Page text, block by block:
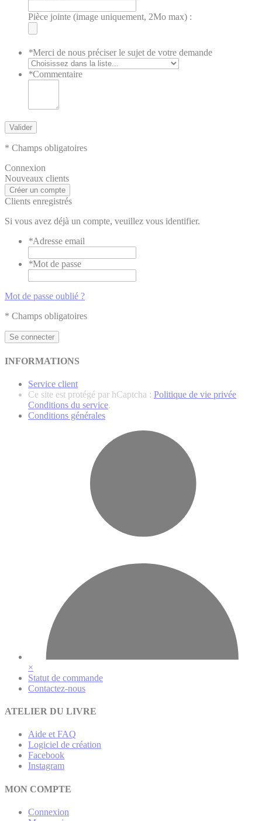
Pièce jointe (image uniquement, 2Mo max) :
*Merci de nous préciser le sujet de votre demande
*Commentaire
Valider
* Champs obligatoires
Connexion
Nouveaux clients
Créer un compte
Clients enregistrés
Si vous avez déjà un compte, veuillez vous identifier.
*Adresse email
*Mot de passe
Mot de passe oublié ?
* Champs obligatoires
Se connecter
INFORMATIONS
Service client
Ce site est protégé par hCaptcha : Politique de vie privée
Conditions du service.
Conditions générales
×
Statut de commande
Contactez-nous
ATELIER DU LIVRE
Aide et FAQ
Logiciel de création
Facebook
Instagram
MON COMPTE
Connexion